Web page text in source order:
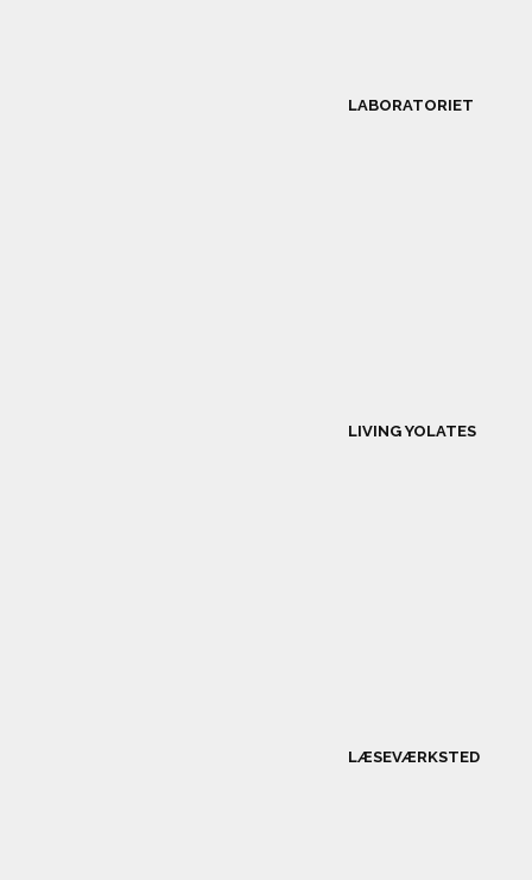
LABORATORIET
LIVING YOLATES
LÆSEVÆRKSTED